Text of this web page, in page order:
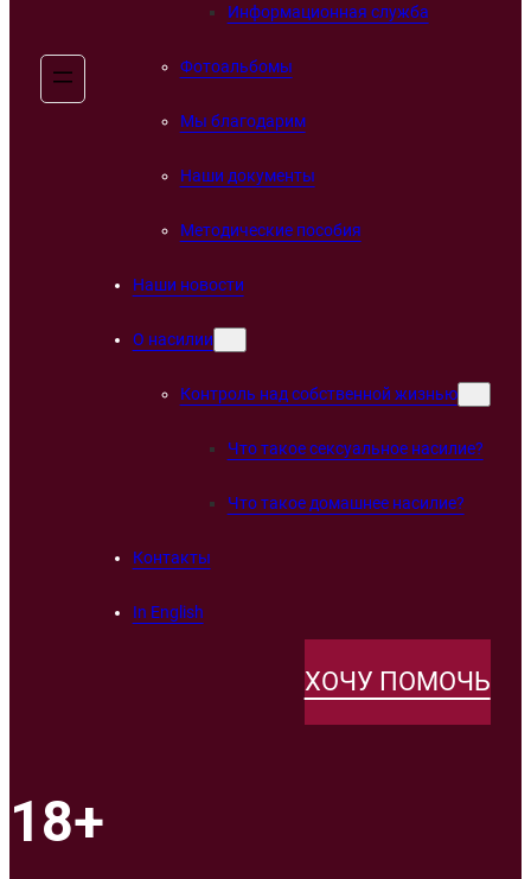
Информационная служба
Фотоальбомы
Мы благодарим
Наши документы
Методические пособия
Наши новости
О насилии
Контроль над собственной жизнью
Что такое сексуальное насилие?
Что такое домашнее насилие?
Контакты
In English
ХОЧУ ПОМОЧЬ
18+